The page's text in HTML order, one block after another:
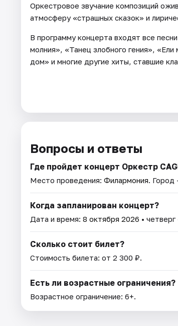
Оркестровое звучание композиций
атмосферу «страшных сказок» и
В программу концерта входят все
молния», «Танец злобного гения»,
дом» и многие другие хиты, ставшие
Вопросы и ответы
Где пройдет концерт Оркестр
Место проведения: Филармония. Город
Когда запланирован концерт?
Дата и время: 8 октября 2026 • четверг
Сколько стоит билет?
Стоимость билета: от 2 300 ₽.
Есть ли возрастные ограничения?
Возрастное ограничение: 6+.